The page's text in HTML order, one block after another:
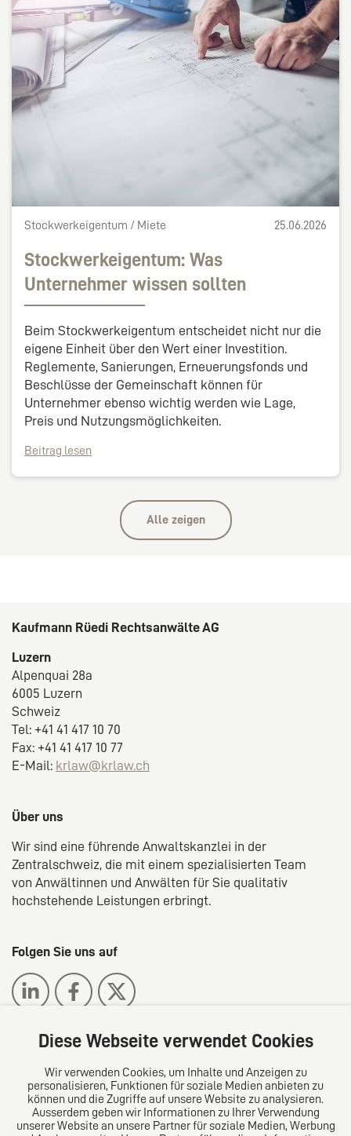
Stockwerkeigentum / Miete 25.06.2026
Stockwerkeigentum: Was
Unternehmer wissen sollten
Beim Stockwerkeigentum entscheidet nicht nur die
eigene Einheit über den Wert einer Investition.
Reglemente, Sanierungen, Erneuerungsfonds und
Beschlüsse der Gemeinschaft können für
Unternehmer ebenso wichtig werden wie Lage,
Preis und Nutzungsmöglichkeiten.
Beitrag lesen
Alle zeigen
Kaufmann Rüedi Rechtsanwälte AG
Luzern
Alpenquai 28a
6005 Luzern
Schweiz
Tel: +41 41 417 10 70
Fax: +41 41 417 10 77
E-Mail: krlaw@krlaw.ch
Über uns
Wir sind eine führende Anwaltskanzlei in der
Zentralschweiz, die mit einem spezialisierten Team
von Anwältinnen und Anwälten für Sie qualitativ
hochstehende Leistungen erbringt.
Folgen Sie uns auf
Das europäische Kanzlei-Netzwerk
Diese Webseite verwendet Cookies
Wir verwenden Cookies, um Inhalte und Anzeigen zu
personalisieren, Funktionen für soziale Medien anbieten zu
können und die Zugriffe auf unsere Website zu analysieren.
Ausserdem geben wir Informationen zu Ihrer Verwendung
unserer Website an unsere Partner für soziale Medien, Werbung